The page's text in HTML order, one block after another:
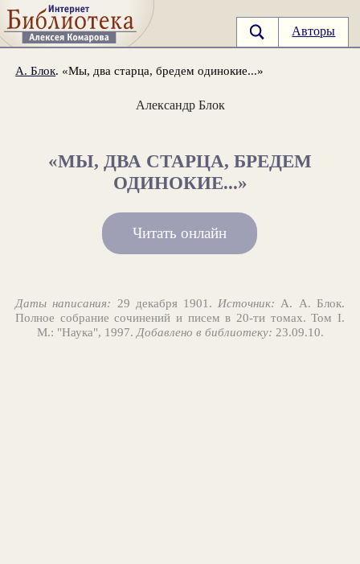
Авторы
А. Блок. «Мы, два старца, бредем одинокие...»
Александр Блок
«МЫ, ДВА СТАРЦА, БРЕДЕМ
ОДИНОКИЕ...»
Читать онлайн
Даты написания: 29 декабря 1901.Источник: А. А. Блок.
Полное собрание сочинений и писем в 20-ти томах. Том I.
М.: "Наука", 1997.Добавлено в библиотеку: 23.09.10.